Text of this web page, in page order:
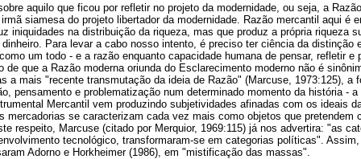
aquilo que ficou por refletir no projeto da modernidade, ou seja, a
siamesa do projeto libertador da modernidade. Razão mercantil aqui é
iniquidades na distribuição da riqueza, mas que produz a própria riqueza
Para levar a cabo nosso intento, é preciso ter ciência da distinção
um todo - e a razão enquanto capacidade humana de pensar, refletir e
de que a Razão moderna oriunda do Esclarecimento moderno não é
a mais "recente transmutação da ideia de Razão" (Marcuse, 1973:125), a
pensamento e problematização num determinado momento da história -
Mercantil vem produzindo subjetividades afinadas com os ideais
mercadorias se caracterizam cada vez mais como objetos que pretendem
respeito, Marcuse (citado por Merquior, 1969:115) já nos advertira: "as
tecnológico, transformaram-se em categorias políticas".
Adorno e Horkheimer (1986), em "mistificação das massas".